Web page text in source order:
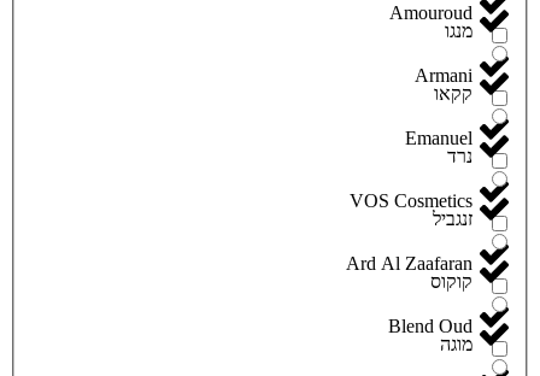
Amouroud
Armani
Emanuel
VOS Cosmetics
Ard Al Zaafaran
Blend Oud
מנגו
קקאו
נרד
זנגביל
קוקוס
מוגה